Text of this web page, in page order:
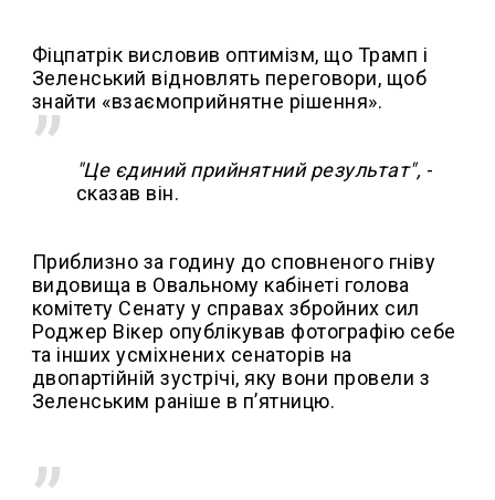
Фіцпатрік висловив оптимізм, що Трамп і
Зеленський відновлять переговори, щоб
знайти «взаємоприйнятне рішення».
"Це єдиний прийнятний результат", -
сказав він.
Приблизно за годину до сповненого гніву
видовища в Овальному кабінеті голова
комітету Сенату у справах збройних сил
Роджер Вікер опублікував фотографію себе
та інших усміхнених сенаторів на
двопартійній зустрічі, яку вони провели з
Зеленським раніше в п’ятницю.